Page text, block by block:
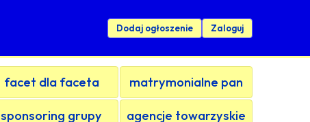
Dodaj ogłoszenie Zaloguj
facet dla faceta matrymonialne pan
sponsoring grupy agencje towarzyskie